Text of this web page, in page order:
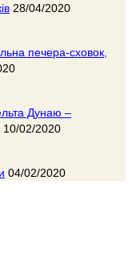
28/04/2020
печера-сховок,
Дунаю –
10/02/2020
04/02/2020